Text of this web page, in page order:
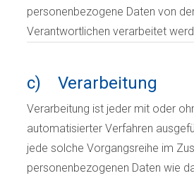
personenbezogene Daten von
Verantwortlichen verarbeitet
c) Verarbeitung
Verarbeitung ist jeder mit oder
automatisierter Verfahren
jede solche Vorgangsreihe im
personenbezogenen Daten wie